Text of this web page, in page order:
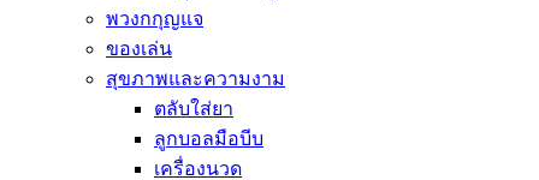
พวงกกุญแจ
ของเล่น
สุขภาพและความงาม
ตลับใส่ยา
ลูกบอลมือบีบ
เครื่องนวด